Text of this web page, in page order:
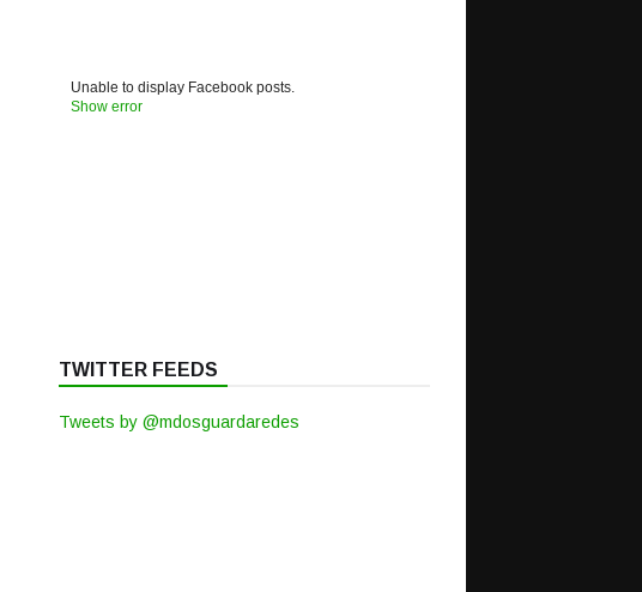
Unable to display Facebook posts.
Show error
TWITTER FEEDS
Tweets by @mdosguardaredes